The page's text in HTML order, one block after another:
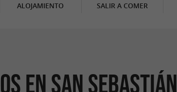
ALOJAMIENTO SALIR A COMER
en San Sebastián